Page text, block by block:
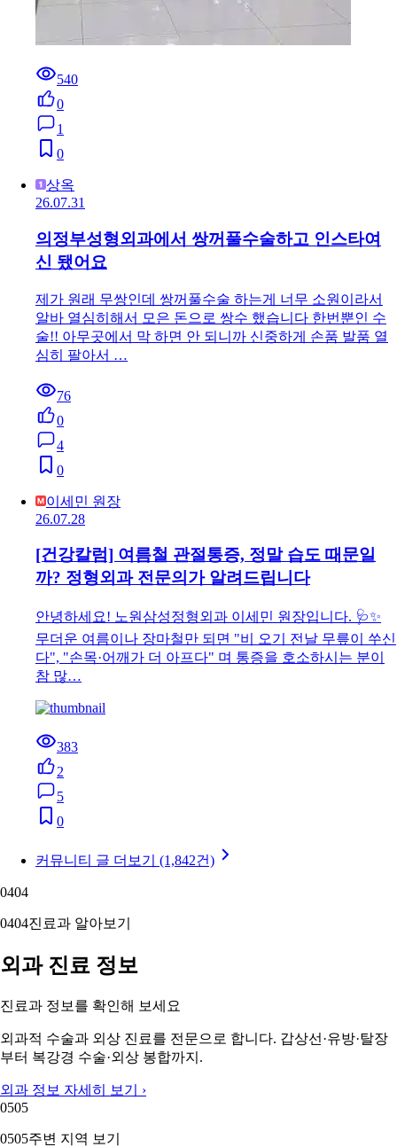
540
0
1
0
상옥
26.07.31
의정부성형외과에서 쌍꺼풀수술하고 인스타여
신 됐어요
제가 원래 무쌍인데 쌍꺼풀수술 하는게 너무 소원이라서
알바 열심히해서 모은 돈으로 쌍수 했습니다 한번뿐인 수
술!! 아무곳에서 막 하면 안 되니까 신중하게 손품 발품 열
심히 팔아서 …
76
0
4
0
이세민 원장
26.07.28
[건강칼럼] 여름철 관절통증, 정말 습도 때문일
까? 정형외과 전문의가 알려드립니다
안녕하세요! 노원삼성정형외과 이세민 원장입니다. 🩺✨
무더운 여름이나 장마철만 되면 "비 오기 전날 무릎이 쑤신
다", "손목·어깨가 더 아프다" 며 통증을 호소하시는 분이
참 많…
383
2
5
0
커뮤니티 글 더보기 (1,842건)
0404
0404진료과 알아보기
외과 진료 정보
진료과 정보를 확인해 보세요
외과적 수술과 외상 진료를 전문으로 합니다. 갑상선·유방·탈장
부터 복강경 수술·외상 봉합까지.
외과 정보 자세히 보기 ›
0505
0505주변 지역 보기